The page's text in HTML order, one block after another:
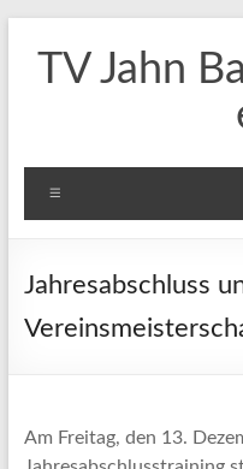
Inhalt
springen
TV Jahn
Jahresabschluss
Am Freitag, den 13.